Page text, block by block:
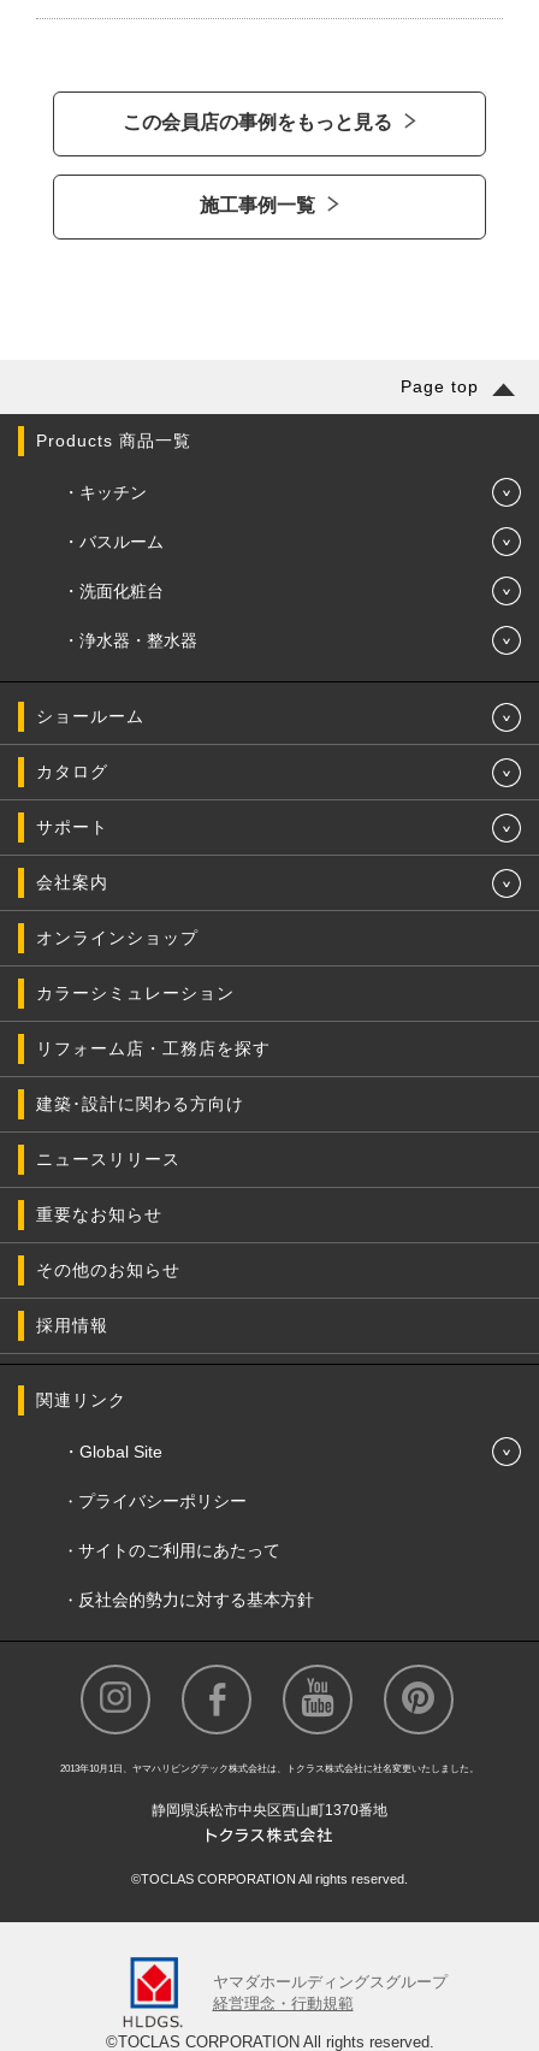
この会員店の事例をもっと見る
施工事例一覧
Page top
Products 商品一覧
キッチン
バスルーム
洗面化粧台
浄水器・整水器
ショールーム
カタログ
サポート
会社案内
オンラインショップ
カラーシミュレーション
リフォーム店・工務店を探す
建築･設計に関わる方向け
ニュースリリース
重要なお知らせ
その他のお知らせ
採用情報
関連リンク
Global Site
プライバシーポリシー
サイトのご利用にあたって
反社会的勢力に対する基本方針
2013年10月1日、ヤマハリビングテック株式会社は、トクラス株式会社に社名変更いたしました。
静岡県浜松市中央区西山町1370番地
©TOCLAS CORPORATION All rights reserved.
ヤマダホールディングスグループ
経営理念・行動規範
©TOCLAS CORPORATION All rights reserved.